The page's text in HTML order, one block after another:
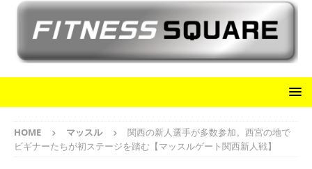
HOME マッスル
関西の新人選手が多数参加。西宮の地で
ビギナーたちが初ステージを踏む【マッスルゲート関西新人戦】